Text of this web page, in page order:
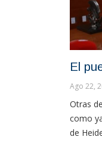
El
Ago 22,
Otras
como
de